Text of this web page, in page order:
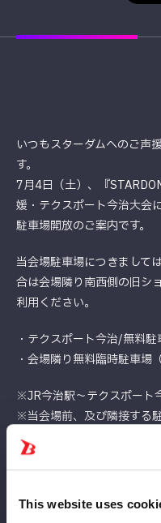
This website uses
いつもスターダムへのご声
す。
7月4日（土）、『
媛・テクスポート今治大会
駐車場開放のご案内です。
当会場駐車場につきまして
合は会場隣り南西側の旧シ
利用ください。
・テクスポート今治/無料駐
・会場隣り無料臨時駐車場
※JR今治駅〜テクスポート
※当会場前、及び隣接する
に伴い駐車できません。そ
願いいたします。
・あくまでも臨時駐車場で